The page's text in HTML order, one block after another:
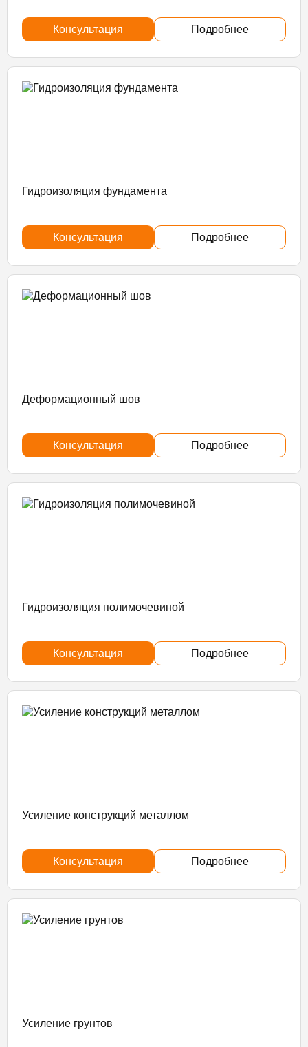
Консультация Подробнее
Гидроизоляция фундамента
Консультация Подробнее
Деформационный шов
Консультация Подробнее
Гидроизоляция полимочевиной
Консультация Подробнее
Усиление конструкций металлом
Консультация Подробнее
Усиление грунтов